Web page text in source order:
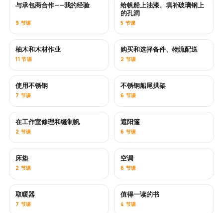
即将推出
与承包商合作——我的经验
9 节课
即将推出
给帆船上油漆、填补玻璃钢上
的孔洞
5 节课
柚木和木材作业
11 节课
即将推出
购买和选择备件、物流配送
2 节课
即将推出
使用不锈钢
7 节课
不锈钢船尾拱架
6 节课
即将推出
在工作室修理和缝制帆
2 节课
遮阳篷
6 节课
床垫
2 节课
即将推出
空调
6 节课
即将推出
取暖器
7 节课
即将推出
值得一读的书
4 节课